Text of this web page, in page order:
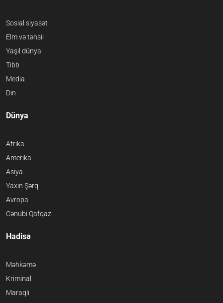
Sosial siyasət
Elm və təhsil
Yaşıl dünya
Tibb
Media
Din
Dünya
Afrika
Amerika
Asiya
Yaxın Şərq
Avropa
Cənubi Qafqaz
Hadisə
Məhkəmə
Kriminal
Maraqlı